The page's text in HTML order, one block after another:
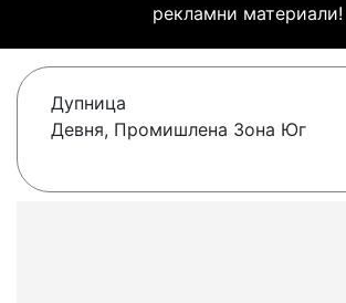
рекламни материали!
Дупница
Девня, Промишлена Зона Юг